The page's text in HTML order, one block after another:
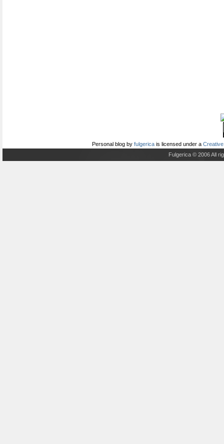
Personal blog by fulgerica is licensed under a
Fulgerica © 2006 All